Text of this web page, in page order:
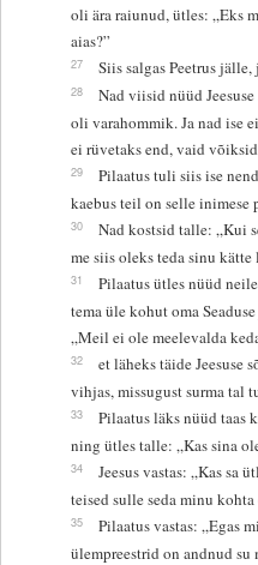
oli ära raiunud, ütles: „Eks
aias?”
27 Siis salgas Peetrus
28
Nad viisid nüüd
oli varahommik. Ja nad ise
ei rüvetaks end, vaid võiksid
29
Pilaatus tuli siis ise
kaebus teil on selle inimese
30
Nad kostsid talle: „Kui
me siis oleks teda sinu
31
Pilaatus ütles nüüd
tema üle kohut oma
„Meil ei ole meelevalda
32
et läheks täide Jeesuse
vihjas, missugust surma tal
33
Pilaatus läks nüüd taas
ning ütles talle: „Kas sina
34
Jeesus vastas: „Kas sa
teised sulle seda minu kohta
35
Pilaatus vastas: „Egas
ülempreestrid on andnud